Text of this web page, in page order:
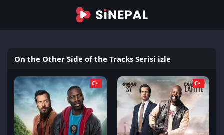
On the Other Side of the Tracks Serisi izle